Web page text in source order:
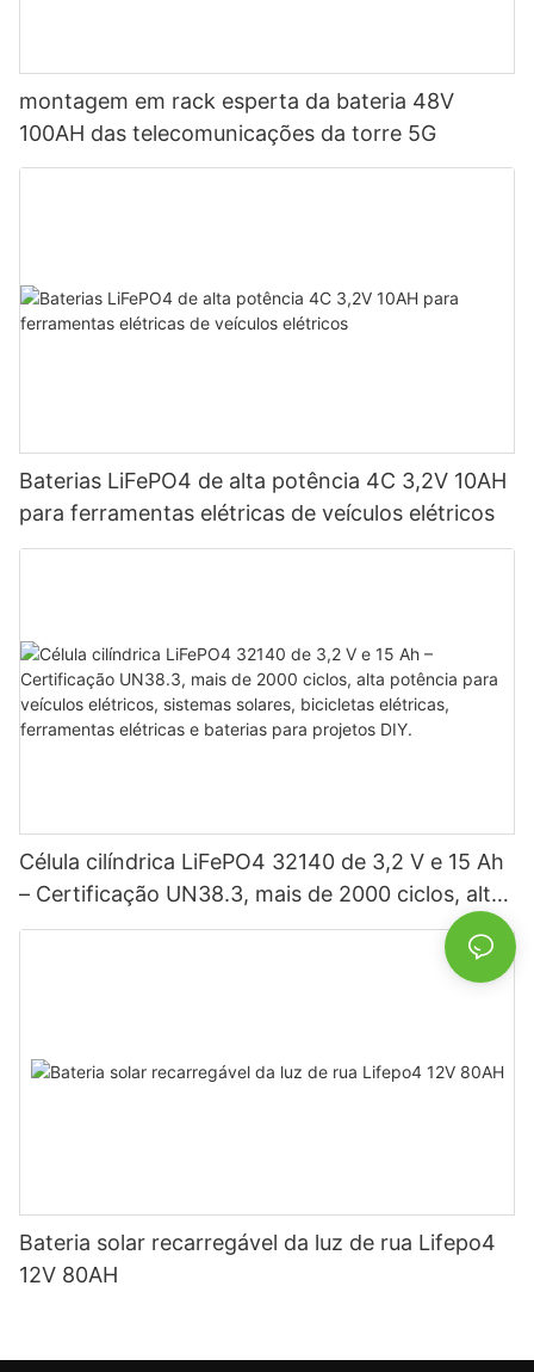
montagem em rack esperta da bateria 48V
100AH ​​das telecomunicações da torre 5G
Baterias LiFePO4 de alta potência 4C 3,2V 10AH
para ferramentas elétricas de veículos elétricos
Célula cilíndrica LiFePO4 32140 de 3,2 V e 15 Ah
– Certificação UN38.3, mais de 2000 ciclos, alta
potência para veículos elétricos, sistemas
solares, bicicletas elétricas, ferramentas elétricas
Bateria solar recarregável da luz de rua Lifepo4
12V 80AH